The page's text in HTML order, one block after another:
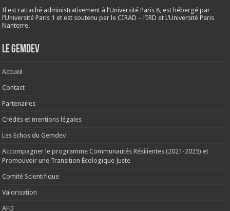
Il est rattaché administrativement à l’Université Paris 8, est hébergé par
l’Université Paris 1 et est soutenu par le CIRAD – l’IRD et L’Université Paris
Nanterre.
Le Gemdev
Accueil
Contact
Partenaires
Crédits et mentions légales
Les Echos du Gemdev
Accompagner le programme Communautés Résilientes (2021-2025) et
Promouvoir une Transition Écologique Juste
Comité Scientifique
Valorisation
AFD